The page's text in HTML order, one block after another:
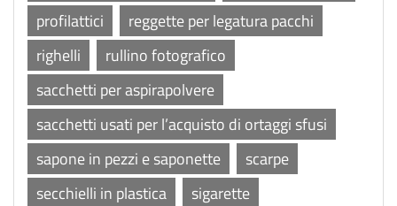
profilattici
reggette per legatura pacchi
righelli
rullino fotografico
sacchetti per aspirapolvere
sacchetti usati per l’acquisto di ortaggi sfusi
sapone in pezzi e saponette
scarpe
secchielli in plastica
sigarette